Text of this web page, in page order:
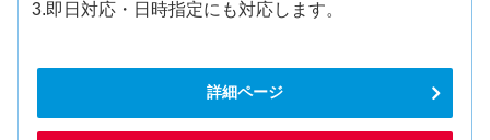
3.即日対応・日時指定にも対応します。
詳細ページ